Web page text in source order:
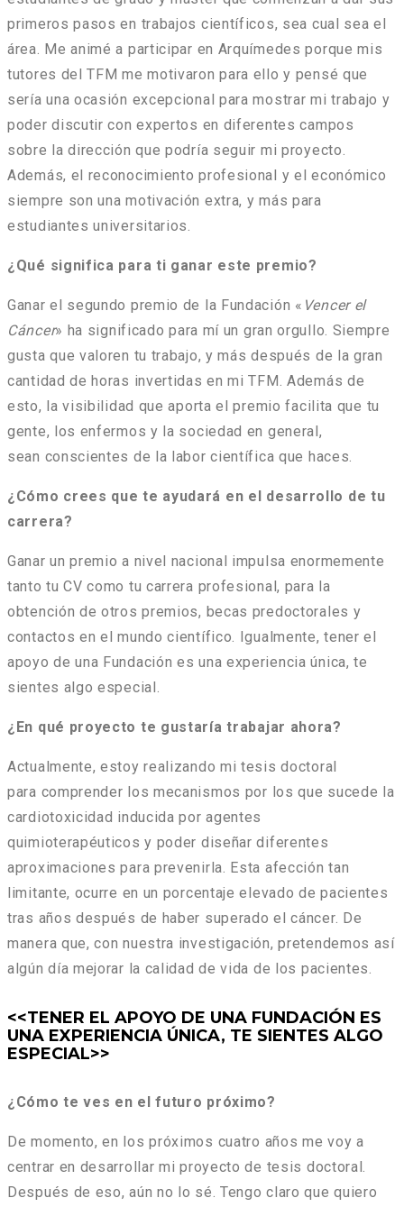
primeros pasos en trabajos científicos, sea cual sea el
área. Me animé a participar en Arquímedes porque mis
tutores del TFM me motivaron para ello y pensé que
sería una ocasión excepcional para mostrar mi trabajo y
poder discutir con expertos en diferentes campos
sobre la dirección que podría seguir mi proyecto.
Además, el reconocimiento profesional y el económico
siempre son una motivación extra, y más para
estudiantes universitarios.
¿Qué significa para ti ganar este premio?
Ganar el segundo premio de la Fundación « Vencer el
Cáncer» ha significado para mí un gran orgullo. Siempre
gusta que valoren tu trabajo, y más después de la gran
cantidad de horas invertidas en mi TFM. Además de
esto, la visibilidad que aporta el premio facilita que tu
gente, los enfermos y la sociedad en general,
sean conscientes de la labor científica que haces.
¿Cómo crees que te ayudará en el desarrollo de tu
carrera?
Ganar un premio a nivel nacional impulsa enormemente
tanto tu CV como tu carrera profesional, para la
obtención de otros premios, becas predoctorales y
contactos en el mundo científico. Igualmente, tener el
apoyo de una Fundación es una experiencia única, te
sientes algo especial.
¿En qué proyecto te gustaría trabajar ahora?
Actualmente, estoy realizando mi tesis doctoral
para comprender los mecanismos por los que sucede la
cardiotoxicidad inducida por agentes
quimioterapéuticos y poder diseñar diferentes
aproximaciones para prevenirla. Esta afección tan
limitante, ocurre en un porcentaje elevado de pacientes
tras años después de haber superado el cáncer. De
manera que, con nuestra investigación, pretendemos así
algún día mejorar la calidad de vida de los pacientes.
<<TENER EL APOYO DE UNA FUNDACIÓN ES
UNA EXPERIENCIA ÚNICA, TE SIENTES ALGO
ESPECIAL>>
¿Cómo te ves en el futuro próximo?
De momento, en los próximos cuatro años me voy a
centrar en desarrollar mi proyecto de tesis doctoral.
Después de eso, aún no lo sé. Tengo claro que quiero